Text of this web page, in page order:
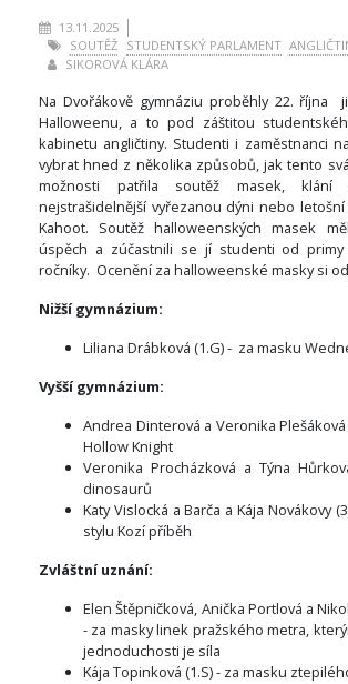
13.11.2025
SOUTĚŽ
STUDENTSKÝ PARLAMENT
SIKOROVÁ KLÁRA
Na Dvořákově gymnáziu proběhly 22. října
Halloweenu, a to pod záštitou
kabinetu angličtiny. Studenti i zaměstnanci
vybrat hned z několika způsobů, jak tento
možnosti patřila soutěž masek,
nejstrašidelnější vyřezanou dýni nebo
Kahoot. Soutěž halloweenských masek
úspěch a zúčastnili se jí studenti od
ročníky. Ocenění za halloweenské masky si
Nižší gymnázium:
Liliana Drábková (1.G) - za masku
Vyšší gymnázium:
Andrea Dinterová a Veronika
Hollow Knight
Veronika Procházková a Týna
dinosaurů
Katy Vislocká a Barča a Kája Novákovy
stylu Kozí příběh
Zvláštní uznání:
Elen Štěpničková, Anička Portlová a
- za masky linek pražského metra,
jednoduchosti je síla
Kája Topinková (1.S) - za masku